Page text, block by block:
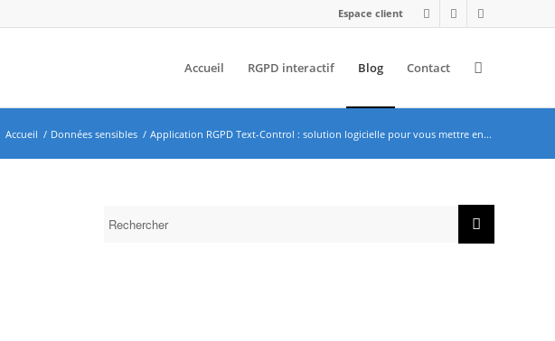
Espace client
Accueil RGPD interactif Blog Contact
Accueil / Données sensibles / Application RGPD Text-Control : solution logicielle pour vous mettre en...